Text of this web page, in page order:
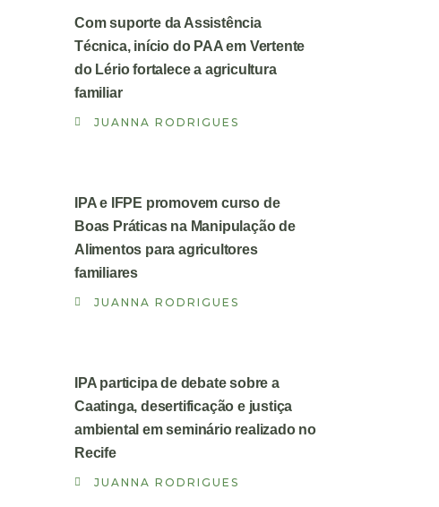
Com suporte da Assistência
Técnica, início do PAA em Vertente
do Lério fortalece a agricultura
familiar
JUANNA RODRIGUES
IPA e IFPE promovem curso de
Boas Práticas na Manipulação de
Alimentos para agricultores
familiares
JUANNA RODRIGUES
IPA participa de debate sobre a
Caatinga, desertificação e justiça
ambiental em seminário realizado no
Recife
JUANNA RODRIGUES